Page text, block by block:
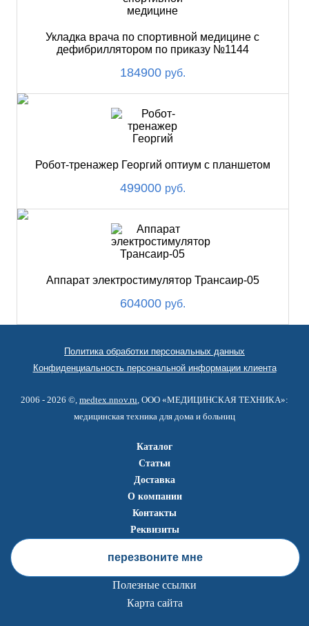
Укладка врача по спортивной медицине с
дефибриллятором по приказу №1144
184900 руб.
Робот-тренажер Георгий оптиум с планшетом
499000 руб.
Аппарат электростимулятор Трансаир-05
604000 руб.
Политика обработки персональных данных
Конфиденциальность персональной информации клиента
2006 - 2026 ©, medtex.nnov.ru, ООО «МЕДИЦИНСКАЯ ТЕХНИКА»:
медицинская техника для дома и больниц
Каталог
Статьи
Доставка
О компании
Контакты
Реквизиты
перезвоните мне
Полезные ссылки
Карта сайта